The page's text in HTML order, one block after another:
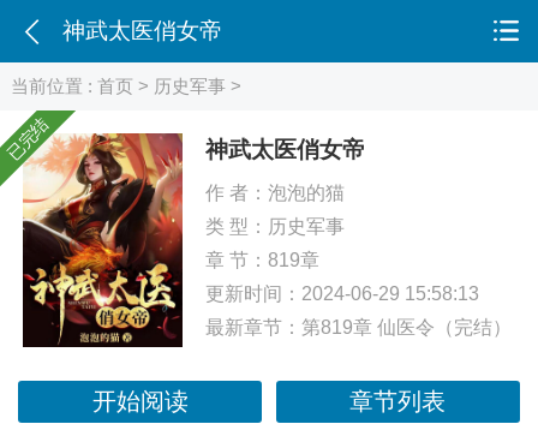
当前位置 :首页 > 历史军事 >
已完结 神武太医俏女帝
作 者： 泡泡的猫
类 型： 历史军事
章 节：819章
更新时间：2024-06-29 15:58:13
最新章节： 第819章 仙医令（完结）
开始阅读 章节列表
神武太医俏女帝